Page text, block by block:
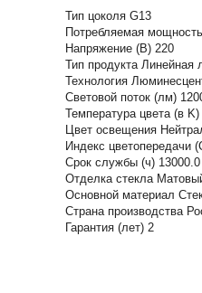
Тип цоколя G13
Потребляемая
Напряжение (В) 220
Тип продукта Линейная
Технология
Световой поток (лм)
Температура цвета (в K)
Цвет освещения
Индекс цветопередачи
Срок службы (ч) 13000.0
Отделка стекла
Основной материал
Страна производства
Гарантия (лет) 2